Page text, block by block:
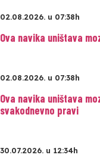
02.08.2026. u 07:38h
Ova navika uništava
02.08.2026. u 07:38h
Ova navika uništava
svakodnevno pravi
30.07.2026. u 12:34h